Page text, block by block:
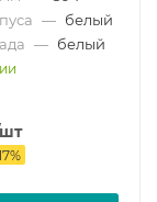
— белый
— белый
%